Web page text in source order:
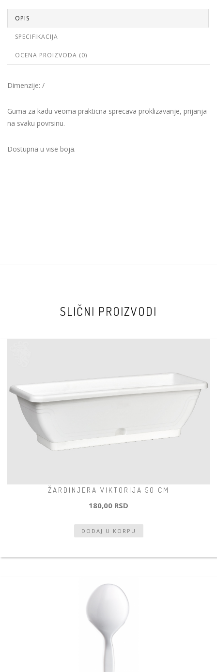
OPIS
SPECIFIKACIJA
OCENA PROIZVODA (0)
Dimenzije: /
Guma za kadu veoma prakticna sprecava proklizavanje, prijanja
na svaku povrsinu.
Dostupna u vise boja.
SLIČNI PROIZVODI
ŽARDINJERA VIKTORIJA 50 CM
180,00 RSD